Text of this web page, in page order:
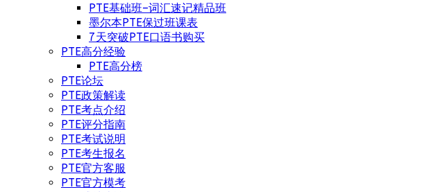
PTE基础班–词汇速记精品班
墨尔本PTE保过班课表
7天突破PTE口语书购买
PTE高分经验
PTE高分榜
PTE论坛
PTE政策解读
PTE考点介绍
PTE评分指南
PTE考试说明
PTE考生报名
PTE官方客服
PTE官方模考